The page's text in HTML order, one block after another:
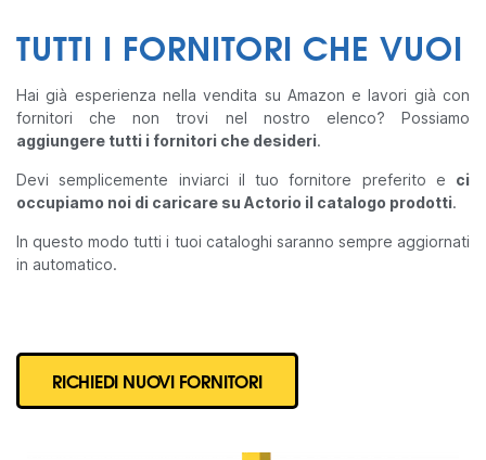
TUTTI I FORNITORI CHE VUOI
Hai già esperienza nella vendita su Amazon e lavori già con
fornitori che non trovi nel nostro elenco? Possiamo
aggiungere tutti i fornitori che desideri.
Devi semplicemente inviarci il tuo fornitore preferito e ci
occupiamo noi di caricare su Actorio il catalogo prodotti.
In questo modo tutti i tuoi cataloghi saranno sempre aggiornati
in automatico.
RICHIEDI NUOVI FORNITORI